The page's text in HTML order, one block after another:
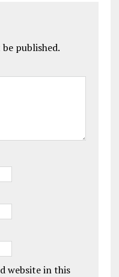
published.
website in this